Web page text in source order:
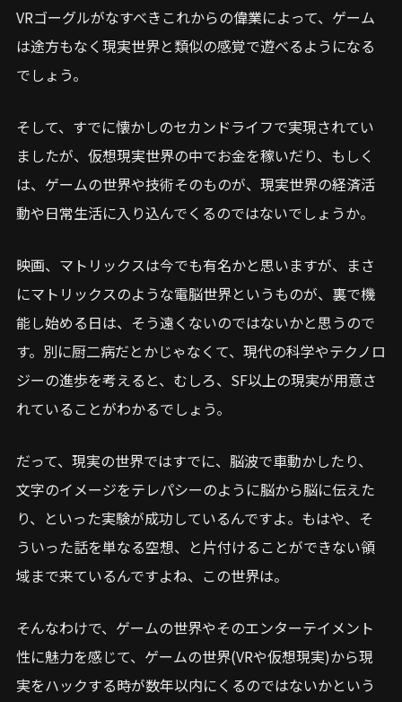
VRゴーグルがなすべきこれからの偉業によって、ゲーム
は途方もなく現実世界と類似の感覚で遊べるようになる
でしょう。
そして、すでに懐かしのセカンドライフで実現されてい
ましたが、仮想現実世界の中でお金を稼いだり、もしく
は、ゲームの世界や技術そのものが、現実世界の経済活
動や日常生活に入り込んでくるのではないでしょうか。
映画、マトリックスは今でも有名かと思いますが、まさ
にマトリックスのような電脳世界というものが、裏で機
能し始める日は、そう遠くないのではないかと思うので
す。別に厨二病だとかじゃなくて、現代の科学やテクノロ
ジーの進歩を考えると、むしろ、SF以上の現実が用意さ
れていることがわかるでしょう。
だって、現実の世界ではすでに、脳波で車動かしたり、
文字のイメージをテレパシーのように脳から脳に伝えた
り、といった実験が成功しているんですよ。もはや、そ
ういった話を単なる空想、と片付けることができない領
域まで来ているんですよね、この世界は。
そんなわけで、ゲームの世界やそのエンターテイメント
性に魅力を感じて、ゲームの世界(VRや仮想現実)から現
実をハックする時が数年以内にくるのではないかという